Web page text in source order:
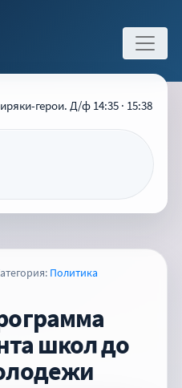
герои. Д/ф 14:35 · 15:38
Политика
школ до